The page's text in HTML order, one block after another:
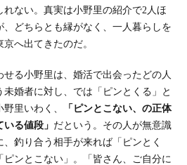
ない。真実は小野里の紹介で2人ほ
、どちらとも縁がなく、一人暮らしを
へ出てきたのだ。
る小野里は、婚活で出会ったどの人
婚者に対し、では「ピンとくる」と
里いわく、
「ピンとこない、の正体
る値段」 だという。その人が無意識
釣り合う相手が来れば「ピンとく
ンとこない」。「皆さん、ご自分に